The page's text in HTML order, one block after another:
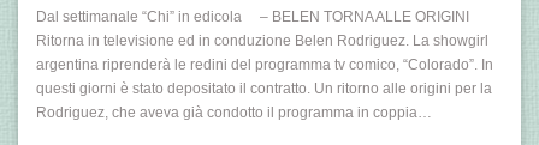
Dal settimanale “Chi” in edicola – BELEN TORNA ALLE ORIGINI
Ritorna in televisione ed in conduzione Belen Rodriguez. La showgirl
argentina riprenderà le redini del programma tv comico, “Colorado”. In
questi giorni è stato depositato il contratto. Un ritorno alle origini per la
Rodriguez, che aveva già condotto il programma in coppia…